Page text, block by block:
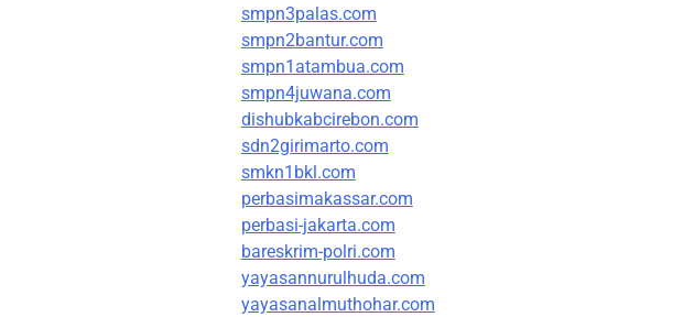
smpn3palas.com
smpn2bantur.com
smpn1atambua.com
smpn4juwana.com
dishubkabcirebon.com
sdn2girimarto.com
smkn1bkl.com
perbasimakassar.com
perbasi-jakarta.com
bareskrim-polri.com
yayasannurulhuda.com
yayasanalmuthohar.com